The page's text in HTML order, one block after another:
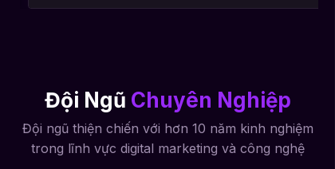
Đội Ngũ Chuyên Nghiệp
Đội ngũ thiện chiến với hơn 10 năm kinh nghiệm
trong lĩnh vực digital marketing và công nghệ